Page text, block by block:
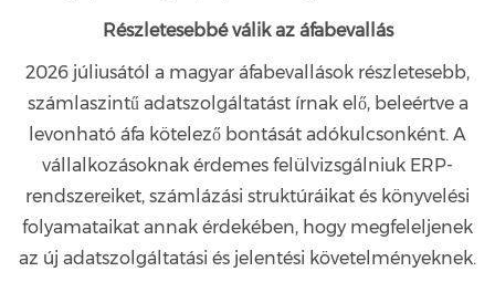
Részletesebbé válik az áfabevallás
2026 júliusától a magyar áfabevallások részletesebb,
számlaszintű adatszolgáltatást írnak elő, beleértve a
levonható áfa kötelező bontását adókulcsonként. A
vállalkozásoknak érdemes felülvizsgálniuk ERP-
rendszereiket, számlázási struktúráikat és könyvelési
folyamataikat annak érdekében, hogy megfeleljenek
az új adatszolgáltatási és jelentési követelményeknek.